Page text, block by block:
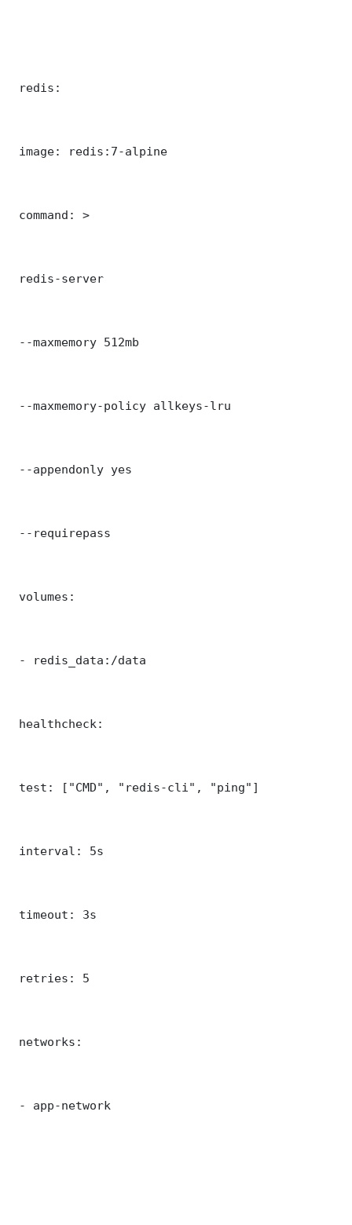
redis:
image: redis:7-alpine
command: >
redis-server
--maxmemory 512mb
--maxmemory-policy allkeys-lru
--appendonly yes
--requirepass
volumes:
- redis_data:/data
healthcheck:
test: ["CMD", "redis-cli", "ping"]
interval: 5s
timeout: 3s
retries: 5
networks:
- app-network